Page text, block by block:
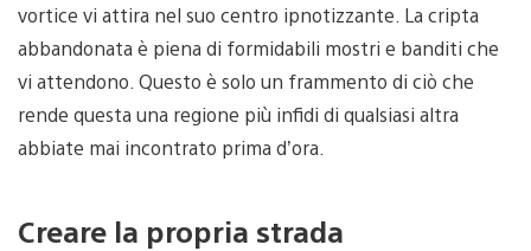
vortice vi attira nel suo centro ipnotizzante. La cripta
abbandonata è piena di formidabili mostri e banditi che
vi attendono. Questo è solo un frammento di ciò che
rende questa una regione più infidi di qualsiasi altra
abbiate mai incontrato prima d’ora.
Creare la propria strada